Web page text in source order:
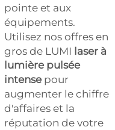
pointe et aux
équipements.
Utilisez nos offres en
gros de LUMI laser à
lumière pulsée
intense pour
augmenter le chiffre
d'affaires et la
réputation de votre